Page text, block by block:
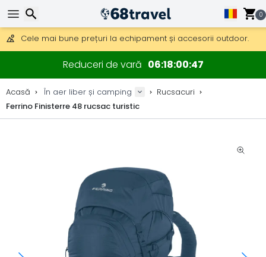
0
Obțineți transport gratuit la comenzi peste 290 lei.
DHL Express peste noapte, de asemenea, disponibil.
30 zile pentru retur, 90 zile pentru hărți din lemn și decorațiuni.
Cele mai bune prețuri la echipament și accesorii outdoor.
Reduceri de vară 06180046
Acasă În aer liber și camping
Rucsacuri
Ferrino Finisterre 48 rucsac turistic
Căutare